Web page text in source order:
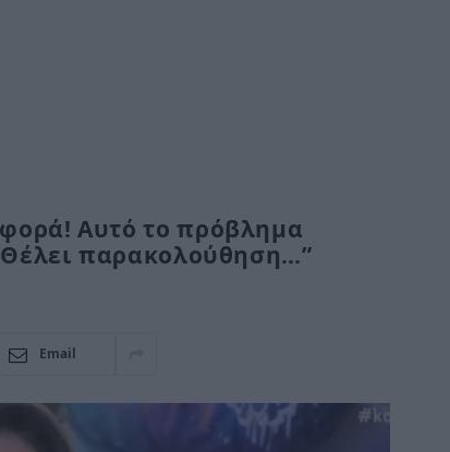
Αυτό το πρόβλημα
παρακολούθηση…”
Email